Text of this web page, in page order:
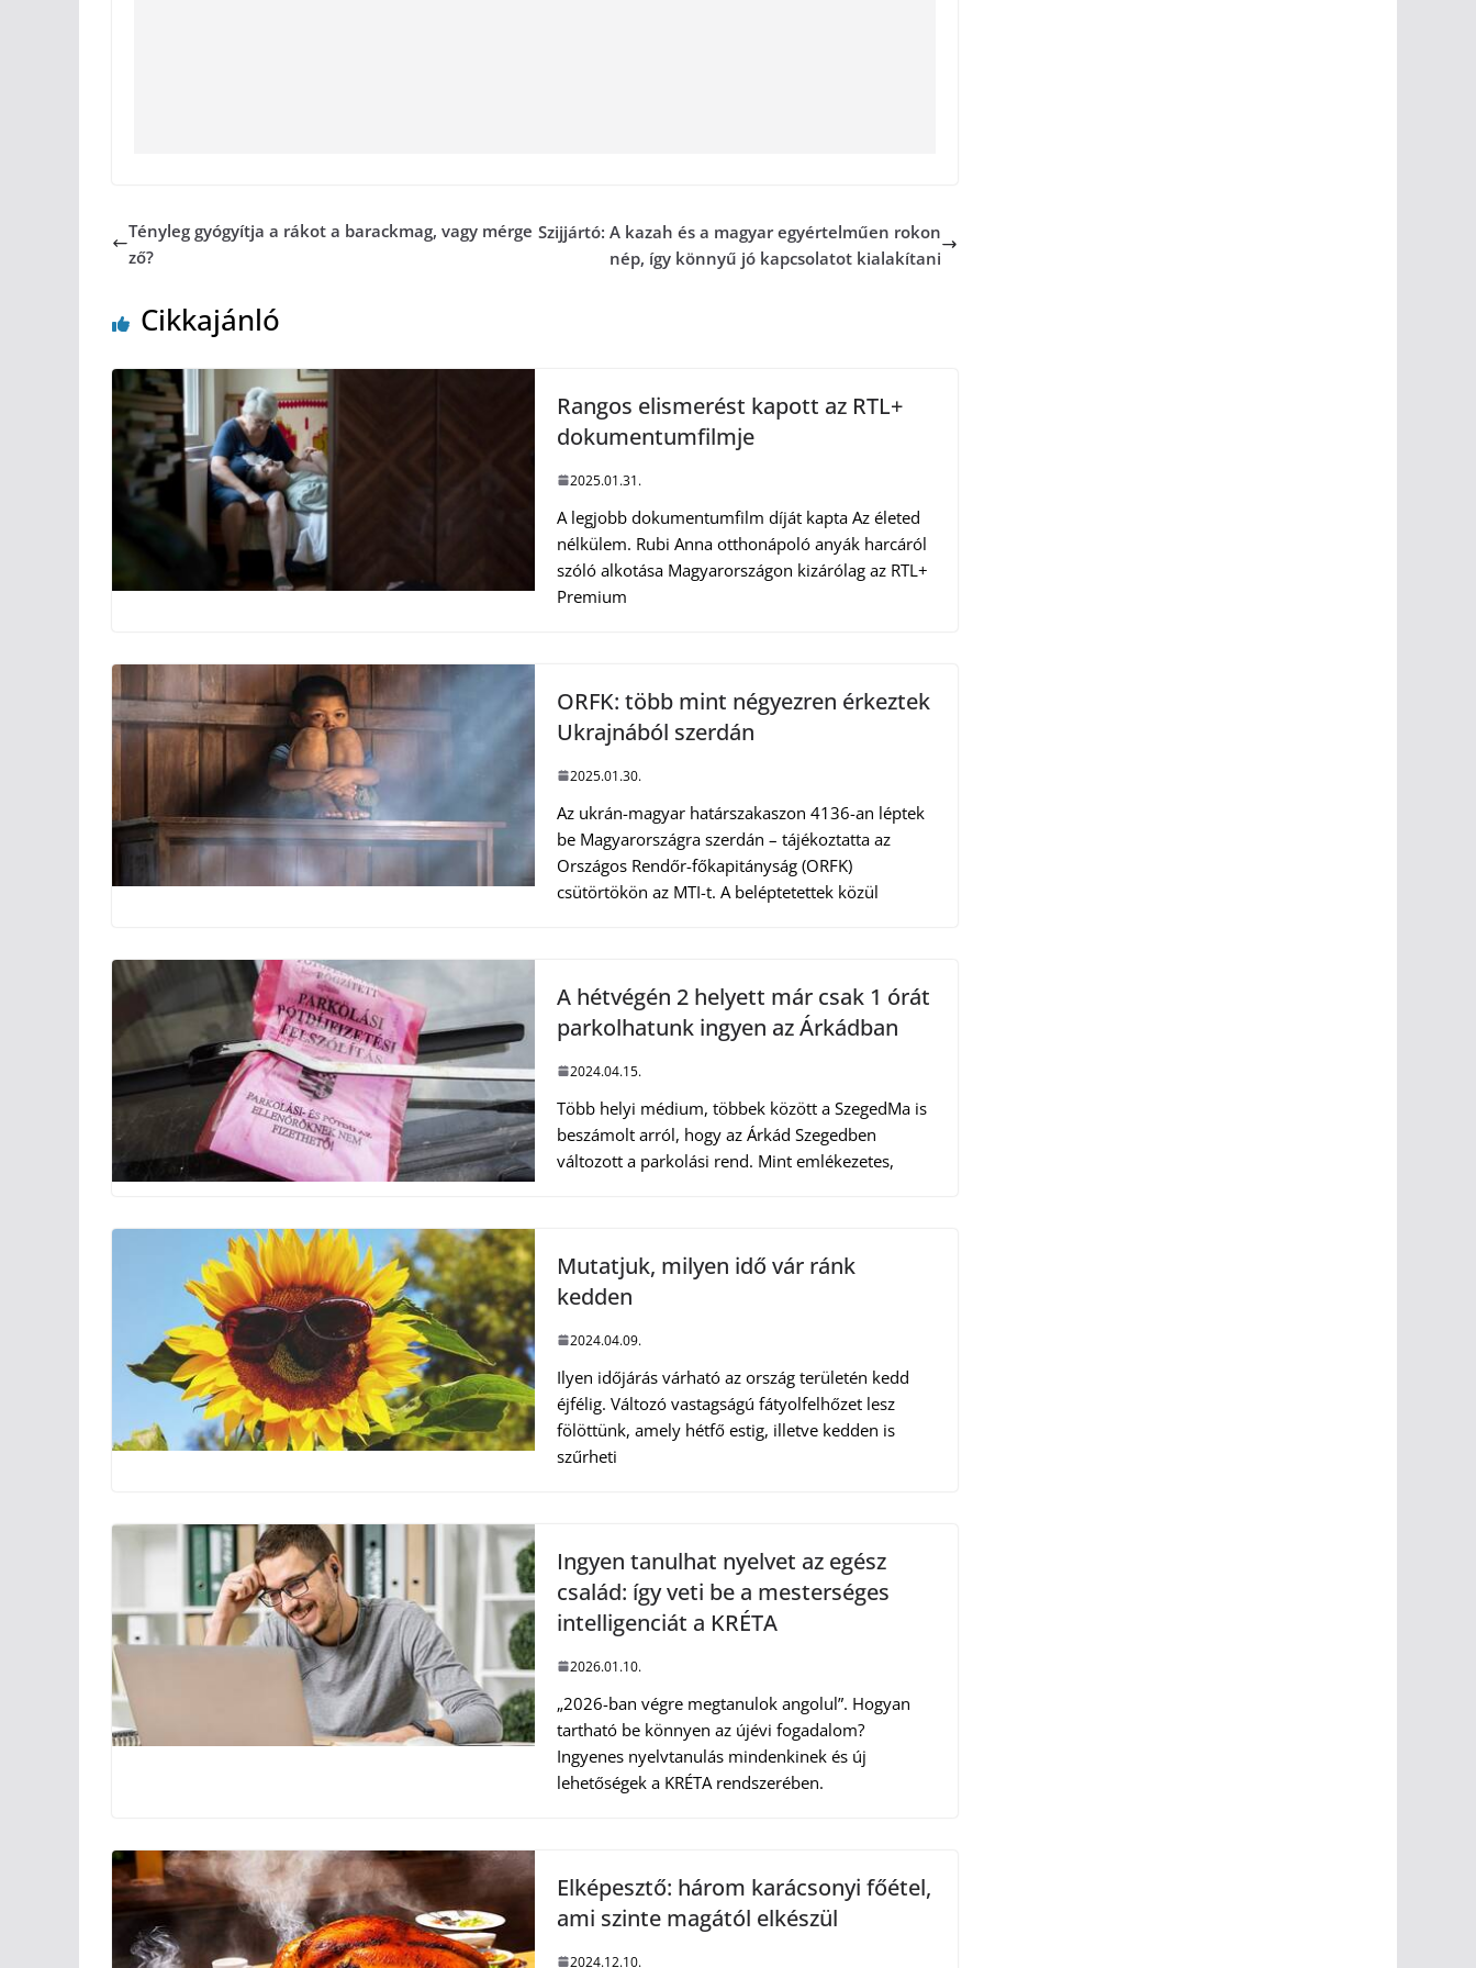
Tényleg gyógyítja a rákot a barackmag, vagy mérge
ző?
Szijjártó: A kazah és a magyar egyértelműen rokon
nép, így könnyű jó kapcsolatot kialakítani
Cikkajánló
Rangos elismerést kapott az RTL+
dokumentumfilmje
2025.01.31.
A legjobb dokumentumfilm díját kapta Az életed
nélkülem. Rubi Anna otthonápoló anyák harcáról
szóló alkotása Magyarországon kizárólag az RTL+
Premium
ORFK: több mint négyezren érkeztek
Ukrajnából szerdán
2025.01.30.
Az ukrán-magyar határszakaszon 4136-an léptek
be Magyarországra szerdán – tájékoztatta az
Országos Rendőr-főkapitányság (ORFK)
csütörtökön az MTI-t. A beléptetettek közül
A hétvégén 2 helyett már csak 1 órát
parkolhatunk ingyen az Árkádban
2024.04.15.
Több helyi médium, többek között a SzegedMa is
beszámolt arról, hogy az Árkád Szegedben
változott a parkolási rend. Mint emlékezetes,
Mutatjuk, milyen idő vár ránk
kedden
2024.04.09.
Ilyen időjárás várható az ország területén kedd
éjfélig. Változó vastagságú fátyolfelhőzet lesz
fölöttünk, amely hétfő estig, illetve kedden is
szűrheti
Ingyen tanulhat nyelvet az egész
család: így veti be a mesterséges
intelligenciát a KRÉTA
2026.01.10.
„2026-ban végre megtanulok angolul”. Hogyan
tartható be könnyen az újévi fogadalom?
Ingyenes nyelvtanulás mindenkinek és új
lehetőségek a KRÉTA rendszerében.
Elképesztő: három karácsonyi főétel,
ami szinte magától elkészül
2024.12.10.